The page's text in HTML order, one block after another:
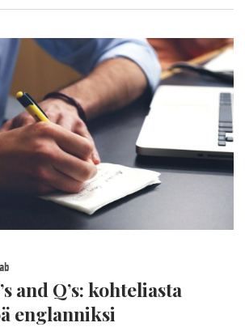
and Q’s: kohteliasta
englanniksi